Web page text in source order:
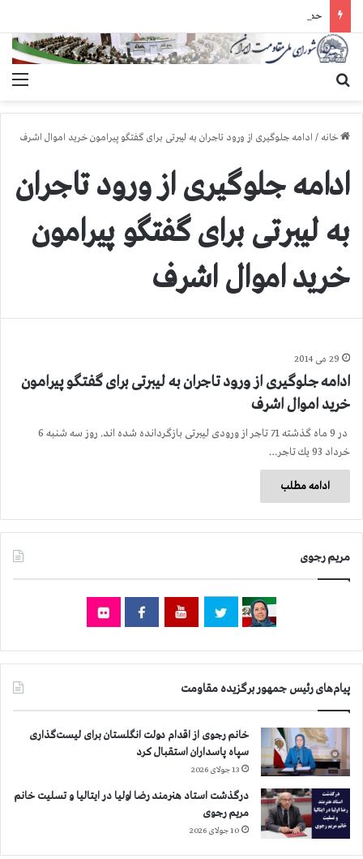
خانه / ادامه جلوگیری از ورود تاجران به لیبرتی برای گفتگو پیرامون خرید اموال اشرف
ادامه جلوگیری از ورود تاجران
به لیبرتی برای گفتگو پیرامون
خرید اموال اشرف
29 می 2014
ادامه جلوگیری از ورود تاجران به لیبرتی برای گفتگو پیرامون
خرید اموال اشرف
در 9 ماه گذشته 71 تاجر از ورودی لیبرتی بازگردانده شده اند. روز سه شنبه 6
خرداد 93 یك تاجر…
ادامه مطلب
مریم رجوی
پیام‌های رئیس جمهور برگزیده مقاومت
خانم رجوی از اقدام دولت انگلستان برای لیست‌گذاری
سپاه پاسداران استقبال کرد
13 جولای 2026
درگذشت استاد هنرمند رضا اولیا در ایتالیا و تسلیت خانم
مریم رجوی
10 جولای 2026